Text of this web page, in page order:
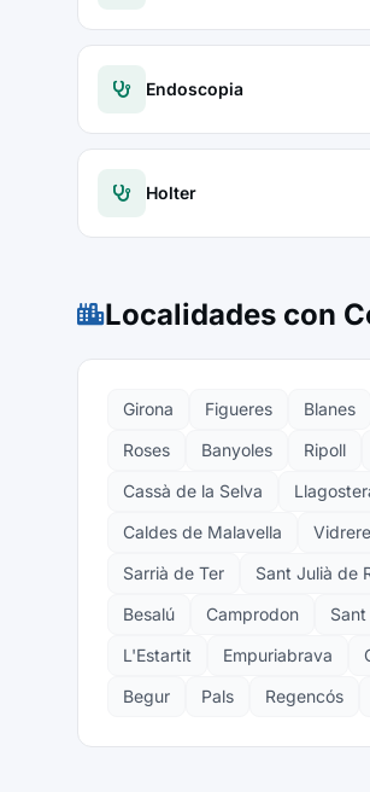
Endoscopia
Holter
Localidades con
Girona Figueres Blanes
Roses
Banyoles Ripoll
Cassà de la Selva
Caldes de Malavella
Sarrià de Ter
Sant Julià de
Besalú
Camprodon
L'Estartit
Empuriabrava
Begur
Pals Regencós